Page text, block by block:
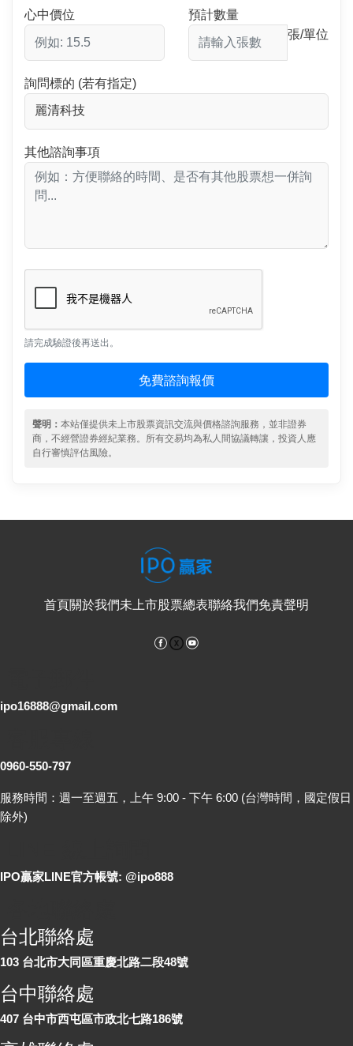
心中價位
預計數量
張/單位
詢問標的 (若有指定)
其他諮詢事項
請完成驗證後再送出。
免費諮詢報價
聲明： 本站僅提供未上市股票資訊交流與價格諮詢服務，並非證券
商，不經營證券經紀業務。所有交易均為私人間協議轉讓，投資人應
自行審慎評估風險。
首頁關於我們未上市股票總表聯絡我們免責聲明
Facebook
ipo16888@gmail.com
0960-550-797
服務時間：週一至週五，上午 9:00 - 下午 6:00 (台灣時間，國定假日
除外)
IPO贏家LINE官方帳號: @ipo888
台北聯絡處
103 台北市大同區重慶北路二段48號
台中聯絡處
407 台中市西屯區市政北七路186號